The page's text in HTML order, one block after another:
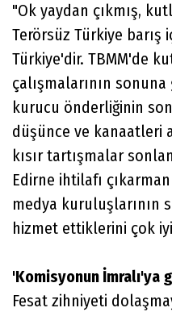
"Ok yaydan çıkmış,
Terörsüz Türkiye barış
Türkiye'dir. TBMM'de
çalışmalarının
kurucu önderliğinin
düşünce ve kanaatleri
kısır tartışmalar
Edirne ihtilafı
medya kuruluşlarının
hizmet ettiklerini çok
'Komisyonun
Fesat zihniyeti